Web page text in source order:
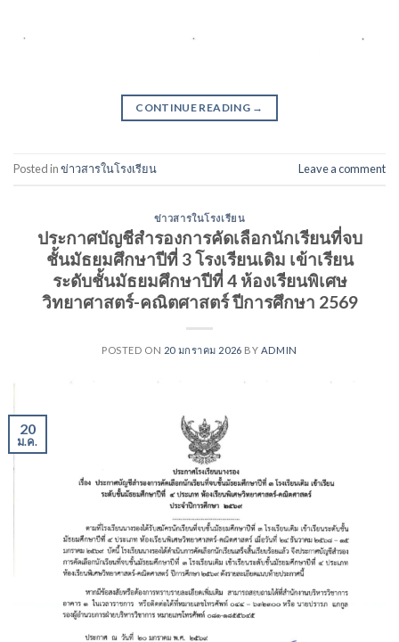
CONTINUE READING →
Posted inข่าวสารในโรงเรียน Leave a comment
ข่าวสารในโรงเรียน
ประกาศบัญชีสำรองการคัดเลือกนักเรียนที่จบ
ชั้นมัธยมศึกษาปีที่ 3 โรงเรียนเดิม เข้าเรียน
ระดับชั้นมัธยมศึกษาปีที่ 4 ห้องเรียนพิเศษ
วิทยาศาสตร์-คณิตศาสตร์ ปีการศึกษา 2569
POSTED ON 20 มกราคม 2026 BY ADMIN
20
ม.ค.